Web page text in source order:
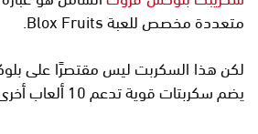
متعددة مخصص للعبة Blox Fruits.
لكن هذا السكربت ليس مقتصرًا على
يضم سكربتات قوية تدعم 10 ألعاب أخرى من Roblox، مثل: